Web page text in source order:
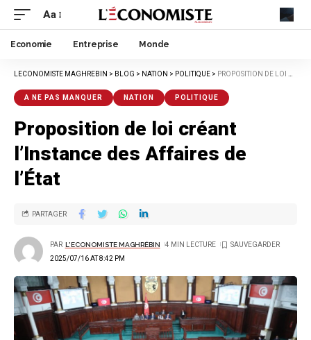
Aa
Economie Entreprise Monde
LECONOMISTE MAGHREBIN > BLOG > NATION > POLITIQUE > PROPOSITION DE LOI CRÉANT L’INSTANCE DES AFFAIRES DE L’ÉTAT
A NE PAS MANQUER NATION POLITIQUE
Proposition de loi créant
l’Instance des Affaires de
l’État
2025/07/16 AT 8:42 PM
PAR L'ECONOMISTE MAGHRÉBIN 4 MIN LECTURE
PARTAGER